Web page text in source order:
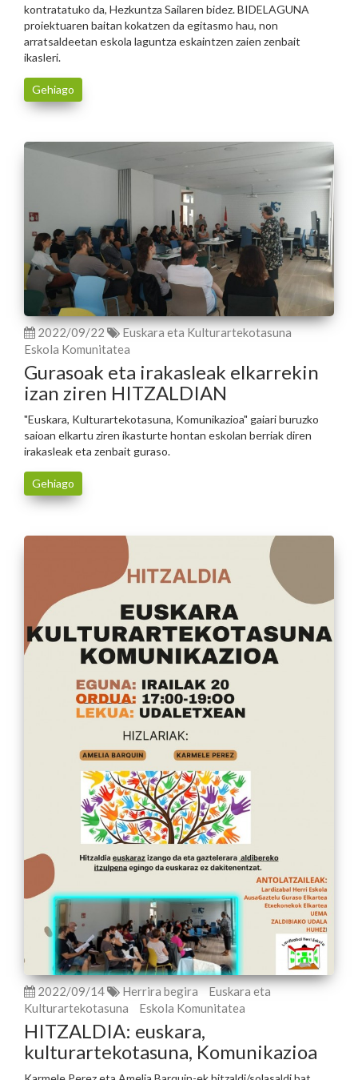
kontratatuko da, Hezkuntza Sailaren bidez. BIDELAGUNA
proiektuaren baitan kokatzen da egitasmo hau, non
arratsaldeetan eskola laguntza eskaintzen zaien zenbait
ikasleri.
Gehiago
2022/09/22
Euskara eta Kulturartekotasuna
Eskola Komunitatea
Gurasoak eta irakasleak elkarrekin
izan ziren HITZALDIAN
"Euskara, Kulturartekotasuna, Komunikazioa" gaiari buruzko
saioan elkartu ziren ikasturte hontan eskolan berriak diren
irakasleak eta zenbait guraso.
Gehiago
2022/09/14 Herrira begira
Euskara eta
Kulturartekotasuna
Eskola Komunitatea
HITZALDIA: euskara,
kulturartekotasuna, Komunikazioa